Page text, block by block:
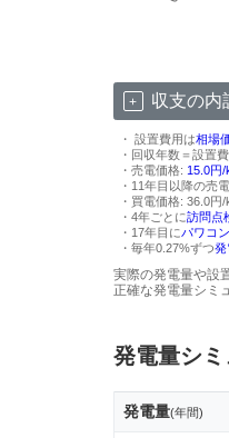
収支の内
・ 設置費用は相場
・回収年数＝設置
・売電価格: 15.0円
・11年目以降の売
・買電価格: 36.0
・4年ごとに訪問点
・17年目にパワコ
・毎年0.27%ずつ発
実際の発電量や設
正確な発電量シミ
発電量シ
発電量(年間)